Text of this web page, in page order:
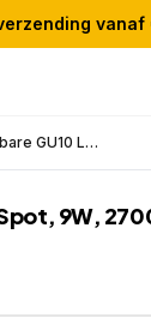
vanaf
Dimbare GU10 LED Spot, 9W, 2700K Warm Wit, IP20
9W,